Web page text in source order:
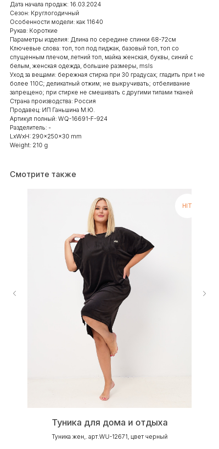
Дата начала продаж: 16.03.2024
Сезон: Круглогодичный
Особенности модели: как 11640
Рукав: Короткие
Параметры изделия: Длина по середине спинки 68-72см
Ключевые слова: топ, топ под пиджак, базовый топ, топ со
спущенным плечом, летний топ, майка женская, буквы, синий с
белым, женская одежда, большие размеры, msls
Уход за вещами: бережная стирка при 30 градусах; гладить при t не
более 110С; деликатный отжим; не выкручивать; отбеливание
запрещено; при стирке не смешивать с другими типами тканей
Страна производства: Россия
Продавец: ИП Ганьшина М.Ю.
Артикул полный: WQ-16691-F-924
Разделитель: -
LxWxH: 290x250x30 mm
Weight: 210 g
Смотрите также
HIT
Туника для дома и отдыха
Туника жен,. арт.WU-12671, цвет черный